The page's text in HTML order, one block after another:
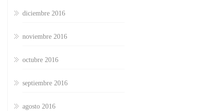
diciembre 2016
noviembre 2016
octubre 2016
septiembre 2016
agosto 2016